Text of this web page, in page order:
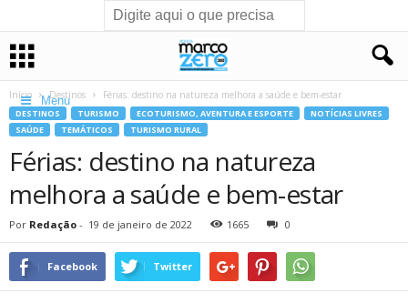
Menu
Início Destinos Férias: destino na natureza melhora a saúde e bem-estar
DESTINOS TURISMO ECOTURISMO, AVENTURA E ESPORTE
NOTÍCIAS LIVRES
SAÚDE
TEMÁTICOS TURISMO RURAL
Férias: destino na natureza
melhora a saúde e bem-estar
Por Redação - 19 de janeiro de 2022 1665 0
Facebook Twitter